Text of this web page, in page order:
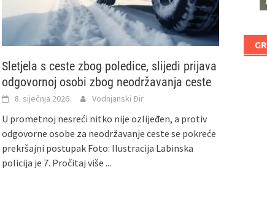
Sletjela s ceste zbog poledice, slijedi prijava
odgovornoj osobi zbog neodržavanja ceste
8. siječnja 2026. Vodnjanski Đir
U prometnoj nesreći nitko nije ozlijeđen, a protiv
odgovorne osobe za neodržavanje ceste se pokreće
prekršajni postupak Foto: Ilustracija Labinska
policija je 7. Pročitaj više ...